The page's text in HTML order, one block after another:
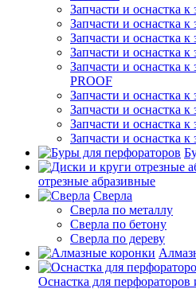
Запчасти и оснастка
Запчасти и оснастка
Запчасти и оснастка
Запчасти и оснастка
Запчасти и оснастка
PROOF
Запчасти и оснастка
Запчасти и оснастка
Запчасти и оснастка
Запчасти и оснастка
отрезные абразивные
Сверла
Сверла по металлу
Сверла по бетону
Сверла по дереву
Оснастка для